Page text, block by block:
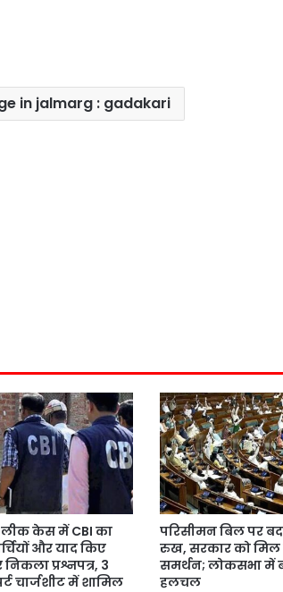
in jalmarg : gadakari
लीक केस में CBI का
और याद किए
प्रश्नपत्र, 3
चार्जशीट में शामिल
परिसीमन बिल पर
रुख, सरकार को
समर्थन; लोकसभा में
हलचल